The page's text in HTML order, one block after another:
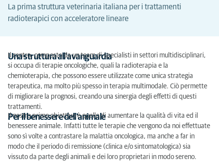
La prima struttura veterinaria italiana per i trattamenti
radioterapici con acceleratore lineare
Una struttura all'avanguardia
Il centro, composto da un team di specialisti in settori multidisciplinari,
si occupa di terapie oncologiche, quali la radioterapia e la
chemioterapia, che possono essere utilizzate come unica strategia
terapeutica, ma molto più spesso in terapia multimodale. Ciò permette
di migliorare la prognosi, creando una sinergia degli effetti di questi
trattamenti.
Per il benessere dell'animale
Il nostro primo obiettivo è quello di aumentare la qualità di vita ed il
benessere animale. Infatti tutte le terapie che vengono da noi effettuate
sono sì volte a contrastare la malattia oncologica, ma anche a far in
modo che il periodo di remissione (clinica e/o sintomatologica) sia
vissuto da parte degli animali e dei loro proprietari in modo sereno.